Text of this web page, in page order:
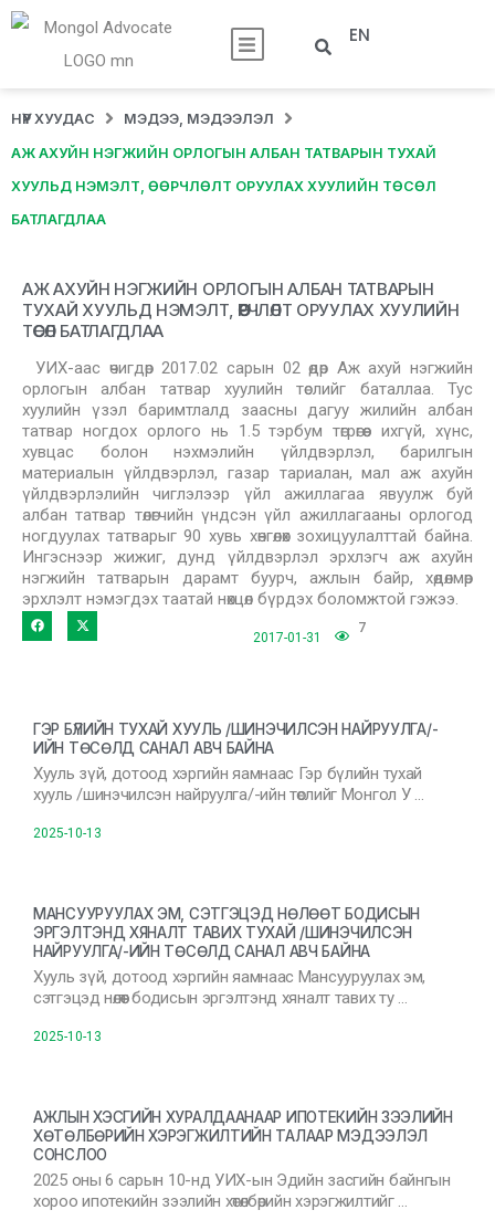
EN
НҮҮР ХУУДАС МЭДЭЭ, МЭДЭЭЛЭЛ
АЖ АХУЙН НЭГЖИЙН ОРЛОГЫН АЛБАН ТАТВАРЫН ТУХАЙ
ХУУЛЬД НЭМЭЛТ, ӨӨРЧЛӨЛТ ОРУУЛАХ ХУУЛИЙН ТӨСӨЛ
БАТЛАГДЛАА
АЖ АХУЙН НЭГЖИЙН ОРЛОГЫН АЛБАН ТАТВАРЫН
ТУХАЙ ХУУЛЬД НЭМЭЛТ, ӨӨРЧЛӨЛТ ОРУУЛАХ ХУУЛИЙН
ТӨСӨЛ БАТЛАГДЛАА
УИХ-аас өчигдөр 2017.02 сарын 02 өдөр Аж ахуй нэгжийн
орлогын албан татвар хуулийн төслийг баталлаа. Тус
хуулийн үзэл баримтлалд заасны дагуу жилийн албан
татвар ногдох орлого нь 1.5 тэрбум төгрөгөөс ихгүй, хүнс,
хувцас болон нэхмэлийн үйлдвэрлэл, барилгын
материалын үйлдвэрлэл, газар тариалан, мал аж ахуйн
үйлдвэрлэлийн чиглэлээр үйл ажиллагаа явуулж буй
албан татвар төлөгчийн үндсэн үйл ажиллагааны орлогод
ногдуулах татварыг 90 хувь хөнгөлөх зохицуулалттай байна.
Ингэснээр жижиг, дунд үйлдвэрлэл эрхлэгч аж ахуйн
нэгжийн татварын дарамт буурч, ажлын байр, хөдөлмөр
эрхлэлт нэмэгдэх таатай нөхцөл бүрдэх боломжтой гэжээ.
2017-01-31
7
ГЭР БҮЛИЙН ТУХАЙ ХУУЛЬ /ШИНЭЧИЛСЭН НАЙРУУЛГА/-
ИЙН ТӨСӨЛД САНАЛ АВЧ БАЙНА
Хууль зүй, дотоод хэргийн яамнаас Гэр бүлийн тухай
хууль /шинэчилсэн найруулга/-ийн төслийг Монгол У …
2025-10-13
МАНСУУРУУЛАХ ЭМ, СЭТГЭЦЭД НӨЛӨӨТ БОДИСЫН
ЭРГЭЛТЭНД ХЯНАЛТ ТАВИХ ТУХАЙ /ШИНЭЧИЛСЭН
НАЙРУУЛГА/-ИЙН ТӨСӨЛД САНАЛ АВЧ БАЙНА
Хууль зүй, дотоод хэргийн яамнаас Мансууруулах эм,
сэтгэцэд нөлөөт бодисын эргэлтэнд хяналт тавих ту …
2025-10-13
АЖЛЫН ХЭСГИЙН ХУРАЛДААНААР ИПОТЕКИЙН ЗЭЭЛИЙН
ХӨТӨЛБӨРИЙН ХЭРЭГЖИЛТИЙН ТАЛААР МЭДЭЭЛЭЛ
СОНСЛОО
2025 оны 6 сарын 10-нд УИХ-ын Эдийн засгийн байнгын
хороо ипотекийн зээлийн хөтөлбөрийн хэрэгжилтийг …